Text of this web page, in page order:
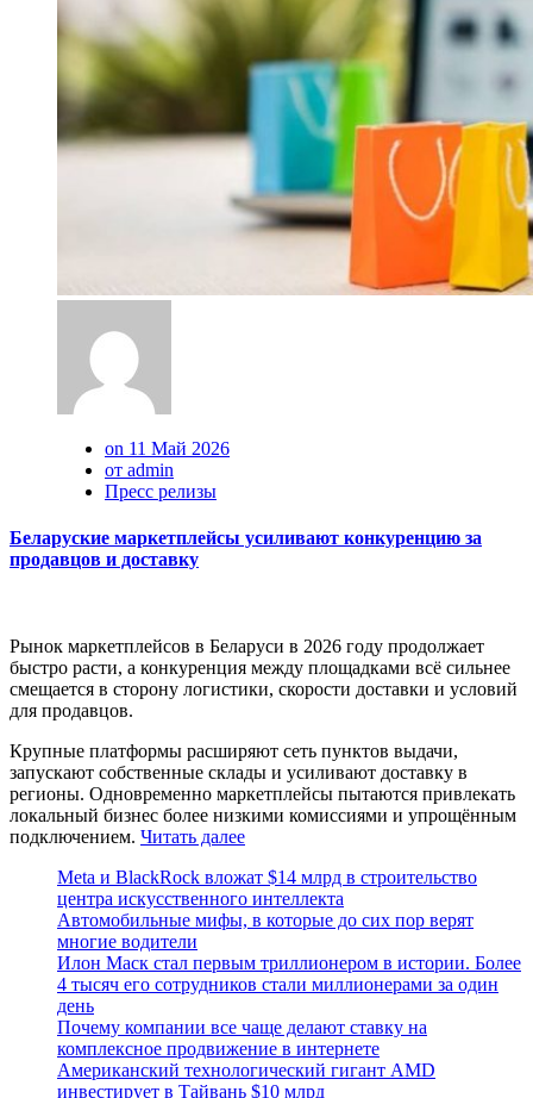
on 11 Май 2026
от admin
Пресс релизы
Беларуские маркетплейсы усиливают конкуренцию за
продавцов и доставку
Рынок маркетплейсов в Беларуси в 2026 году продолжает
быстро расти, а конкуренция между площадками всё сильнее
смещается в сторону логистики, скорости доставки и условий
для продавцов.
Крупные платформы расширяют сеть пунктов выдачи,
запускают собственные склады и усиливают доставку в
регионы. Одновременно маркетплейсы пытаются привлекать
локальный бизнес более низкими комиссиями и упрощённым
подключением. Читать далее
Meta и BlackRock вложат $14 млрд в строительство
центра искусственного интеллекта
Автомобильные мифы, в которые до сих пор верят
многие водители
Илон Маск стал первым триллионером в истории. Более
4 тысяч его сотрудников стали миллионерами за один
день
Почему компании все чаще делают ставку на
комплексное продвижение в интернете
Американский технологический гигант AMD
инвестирует в Тайвань $10 млрд